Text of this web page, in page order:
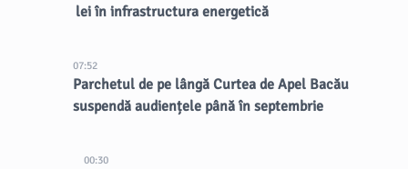
lei în infrastructura energetică
07:52
Parchetul de pe lângă Curtea de Apel Bacău
suspendă audiențele până în septembrie
00:30